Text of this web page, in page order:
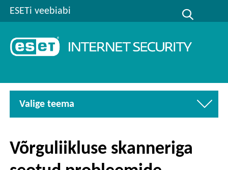
ESETi veebiabi
Valige teema
Võrguliikluse skanneriga